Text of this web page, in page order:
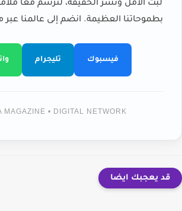
لبث الأمل ونشر الحقيقة، لنرسم معاً
بطموحاتنا العظيمة. انضم إلى عالمنا عبر
فيسبوك تليجرام
MAGAZINE • DIGITAL NETWORK
قد يعجبك ايضا